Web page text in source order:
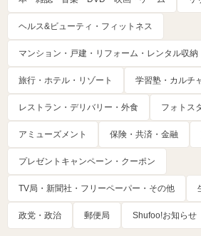
ヘルス&ビューティ・フィットネス
マンション・戸建・リフォーム・レンタル収納
旅行・ホテル・リゾート 学習塾・カルチ
レストラン・デリバリー・外食 フォトス
アミューズメント 保険・共済・金融
プレゼントキャンペーン・クーポン
TV局・新聞社・フリーペーパー・その他
政党・政治 郵便局 Shufoo!お知らせ